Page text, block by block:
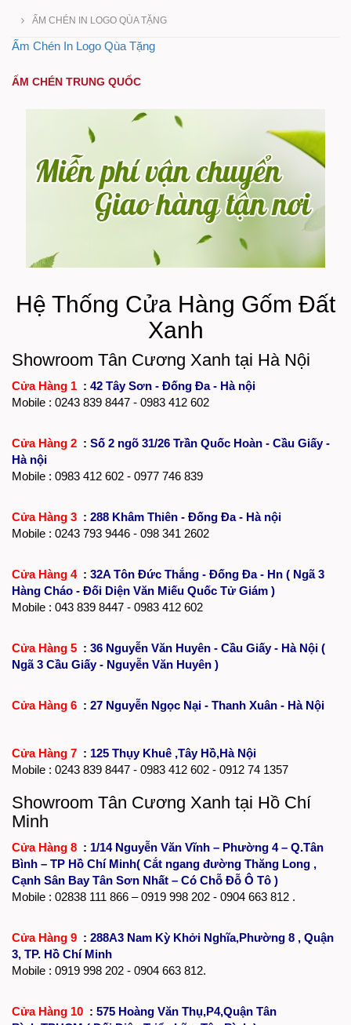
ẤM CHÉN IN LOGO QÙA TẶNG
Ấm Chén In Logo Qùa Tặng
ẤM CHÉN TRUNG QUỐC
Hệ Thống Cửa Hàng Gốm Đất
Xanh
Showroom Tân Cương Xanh tại Hà Nội
Cửa Hàng 1 : 42 Tây Sơn - Đống Đa - Hà nội
Mobile : 0243 839 8447 - 0983 412 602
Cửa Hàng 2 : Số 2 ngõ 31/26 Trần Quốc Hoàn - Cầu Giấy -
Hà nội
Mobile : 0983 412 602 - 0977 746 839
Cửa Hàng 3 : 288 Khâm Thiên - Đống Đa - Hà nội
Mobile : 0243 793 9446 - 098 341 2602
Cửa Hàng 4 : 32A Tôn Đức Thắng - Đống Đa - Hn ( Ngã 3
Hàng Cháo - Đối Diện Văn Miếu Quốc Tử Giám )
Mobile : 043 839 8447 - 0983 412 602
Cửa Hàng 5 : 36 Nguyễn Văn Huyên - Cầu Giấy - Hà Nội (
Ngã 3 Cầu Giấy - Nguyễn Văn Huyên )
Cửa Hàng 6 : 27 Nguyễn Ngọc Nại - Thanh Xuân - Hà Nội
Cửa Hàng 7 : 125 Thụy Khuê ,Tây Hồ,Hà Nội
Mobile : 0243 839 8447 - 0983 412 602 - 0912 74 1357
Showroom Tân Cương Xanh tại Hồ Chí
Minh
Cửa Hàng 8 : 1/14 Nguyễn Văn Vĩnh – Phường 4 – Q.Tân
Bình – TP Hồ Chí Minh( Cắt ngang đường Thăng Long ,
Cạnh Sân Bay Tân Sơn Nhất – Có Chỗ Đỗ Ô Tô )
Mobile : 02838 111 866 – 0919 998 202 - 0904 663 812 .
Cửa Hàng 9 : 288A3 Nam Kỳ Khởi Nghĩa,Phường 8 , Quận
3, TP. Hồ Chí Minh
Mobile : 0919 998 202 - 0904 663 812.
Cửa Hàng 10 : 575 Hoàng Văn Thụ,P4,Quận Tân